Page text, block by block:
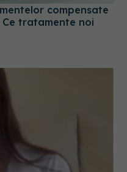
compensate
tratamente noi